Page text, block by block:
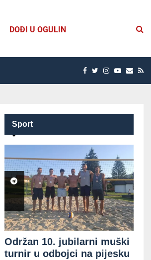
DOĐI U OGULIN
FACEBOOK
TWITTER
INSTAGRAM
YOUTUBE
Sport
Održan 10. jubilarni muški
turnir u odbojci na pijesku